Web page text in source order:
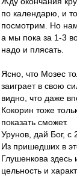
по календарю, и
посмотрим. Но
а мы пока за 1-3
надо и плясать.
Ясно, что Мозес
заиграет в свою
видно, что даже
Кокорин тоже
показать сможет.
Урунов, дай Бог, с
Из пришедших в
Глушенкова здесь
цельность и